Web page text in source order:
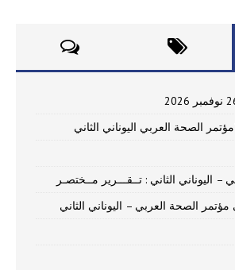
الصحة العربي اليوناني الثاني
اليوناني الثاني : تــقـــرير مــختصـر
الصحة العربي – اليوناني الثاني